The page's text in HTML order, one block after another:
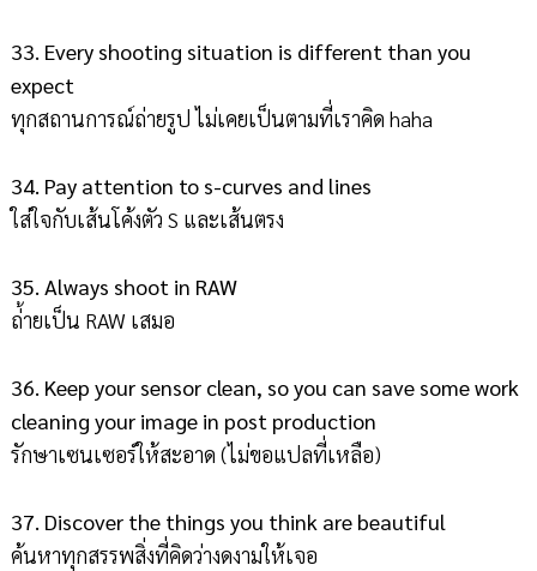
33. Every shooting situation is different than you
expect
ทุกสถานการณ์ถ่ายรูป ไม่เคยเป็นตามที่เราคิด haha
34. Pay attention to s-curves and lines
ใส่ใจกับเส้นโค้งตัว S และเส้นตรง
35. Always shoot in RAW
ถ่้ายเป็น RAW เสมอ
36. Keep your sensor clean, so you can save some work
cleaning your image in post production
รักษาเซนเซอร์ให้สะอาด (ไม่ขอแปลที่เหลือ)
37. Discover the things you think are beautiful
ค้นหาทุกสรรพสิ่งที่คิดว่างดงามให้เจอ